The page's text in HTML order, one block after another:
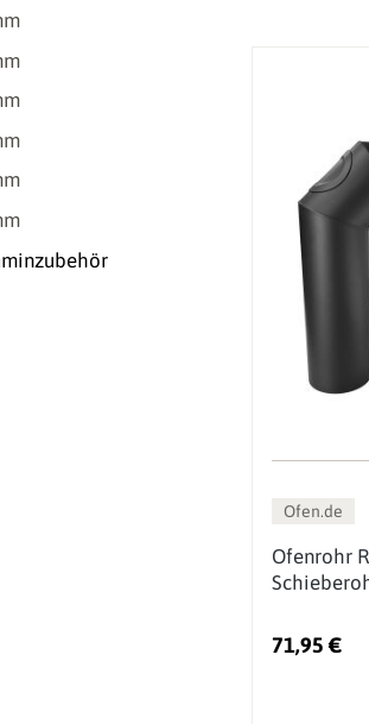
Ofen.de
Ofenrohr
71,95 €